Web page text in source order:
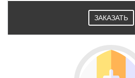
ЗАКАЗАТЬ